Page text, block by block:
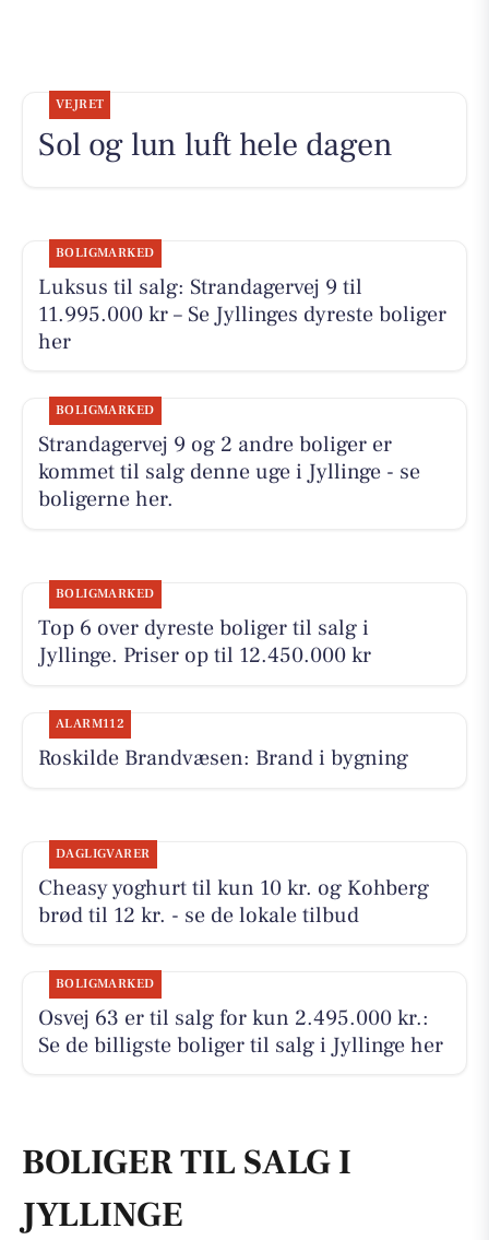
VEJRET
Sol og lun luft hele dagen
BOLIGMARKED
Luksus til salg: Strandagervej 9 til
11.995.000 kr – Se Jyllinges dyreste boliger
her
BOLIGMARKED
Strandagervej 9 og 2 andre boliger er
kommet til salg denne uge i Jyllinge - se
boligerne her.
BOLIGMARKED
Top 6 over dyreste boliger til salg i
Jyllinge. Priser op til 12.450.000 kr
ALARM112
Roskilde Brandvæsen: Brand i bygning
DAGLIGVARER
Cheasy yoghurt til kun 10 kr. og Kohberg
brød til 12 kr. - se de lokale tilbud
BOLIGMARKED
Osvej 63 er til salg for kun 2.495.000 kr.:
Se de billigste boliger til salg i Jyllinge her
BOLIGER TIL SALG I
JYLLINGE